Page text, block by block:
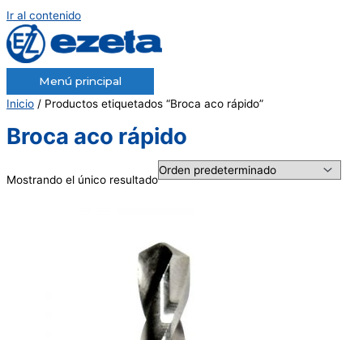
Ir al contenido
Menú principal
Inicio / Productos etiquetados “Broca aco rápido”
Broca aco rápido
Mostrando el único resultado